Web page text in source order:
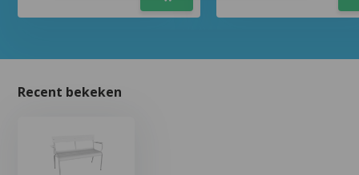
Recent bekeken